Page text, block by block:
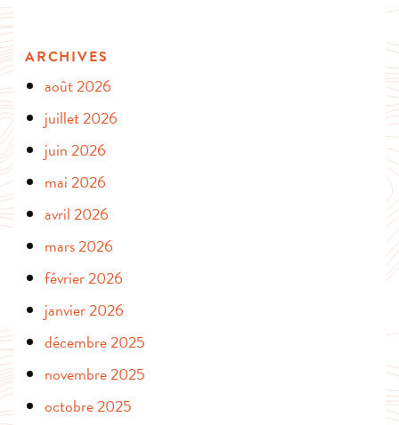
ARCHIVES
août 2026
juillet 2026
juin 2026
mai 2026
avril 2026
mars 2026
février 2026
janvier 2026
décembre 2025
novembre 2025
octobre 2025